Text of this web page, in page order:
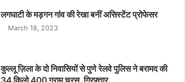
लगघाटी के मड़गन गांव की रेखा बनीं असिस्टेंट प्रोफेसर
March 18, 2023
कुल्लू ज़िला के दो निवासियों से पुणे रेलवे पुलिस ने बरामद की